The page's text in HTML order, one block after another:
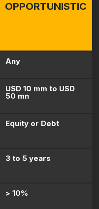
OPPORTUNISTIC
Any
USD 10 mm to USD
50 mn
Equity or Debt
3 to 5 years
> 10%